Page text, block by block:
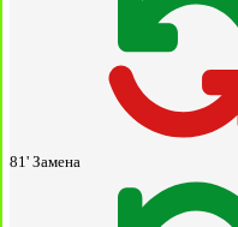
81' Замена